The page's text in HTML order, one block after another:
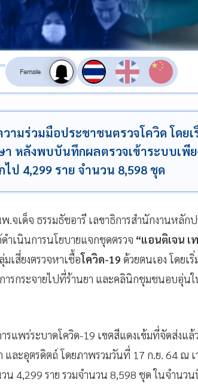
สลับเสียงอ่าน
ามร่วมมือประชาชนตรวจโควิด โดยเ
า หลังพบบันทึกผลตรวจเข้าระบบเพีย
ไป 4,299 ราย จำนวน 8,598 ชุด
.จเด็จ ธรรมธัชอารี เลขาธิการสำนักงานหลั
ำเนินการนโยบายแจกชุดตรวจ “แอนติเจน เ
เสี่ยงตรวจหาเชื้อโควิด-19 ด้วยตนเอง โดยเ
ารกระจายไปที่ร้านยา และคลินิกชุมชนอบอุ่นใ
รแพร่ระบาดโควิด-19 เขตสีแดงเข้มที่จัดส่งแ
และอุตรดิตถ์ โดยภาพรวมวันที่ 17 ก.ย. 64 ณ
น 4,299 ราย รวมจำนวน 8,598 ชุด ในจำนว